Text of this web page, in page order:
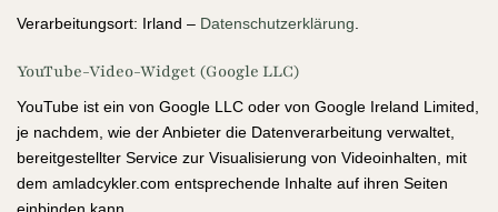
Verarbeitungsort: Irland – Datenschutzerklärung
YouTube-Video-Widget (Google LLC)
YouTube ist ein von Google LLC oder von Google Ireland Limited,
je nachdem, wie der Anbieter die Datenverarbeitung verwaltet,
bereitgestellter Service zur Visualisierung von Videoinhalten, mit
dem amladcykler.com entsprechende Inhalte auf ihren Seiten
einbinden kann.